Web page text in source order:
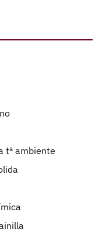
tª ambiente